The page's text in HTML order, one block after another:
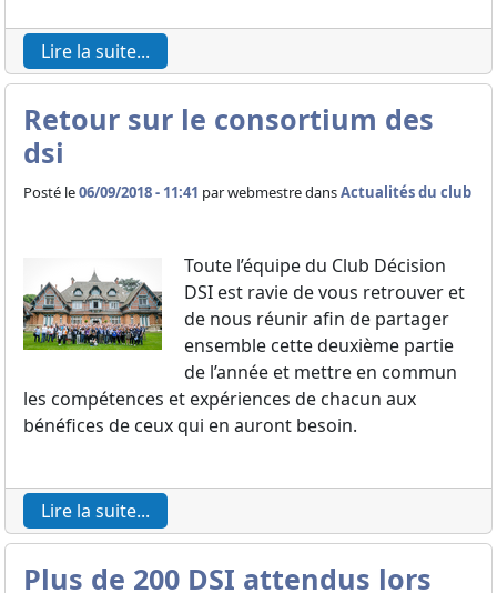
Lire la suite...
Retour sur le consortium des
dsi
Posté le06/09/2018 - 11:41 parwebmestre dansActualités du club
Toute l’équipe du Club Décision
DSI est ravie de vous retrouver et
de nous réunir afin de partager
ensemble cette deuxième partie
de l’année et mettre en commun
les compétences et expériences de chacun aux
bénéfices de ceux qui en auront besoin.
Lire la suite...
Plus de 200 DSI attendus lors